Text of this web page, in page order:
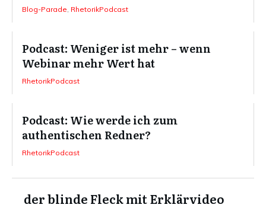
Blog-Parade RhetorikPodcast
Podcast: Weniger ist mehr – wenn
Webinar mehr Wert hat
RhetorikPodcast
Podcast: Wie werde ich zum
authentischen Redner?
RhetorikPodcast
der blinde Fleck mit Erklärvideo